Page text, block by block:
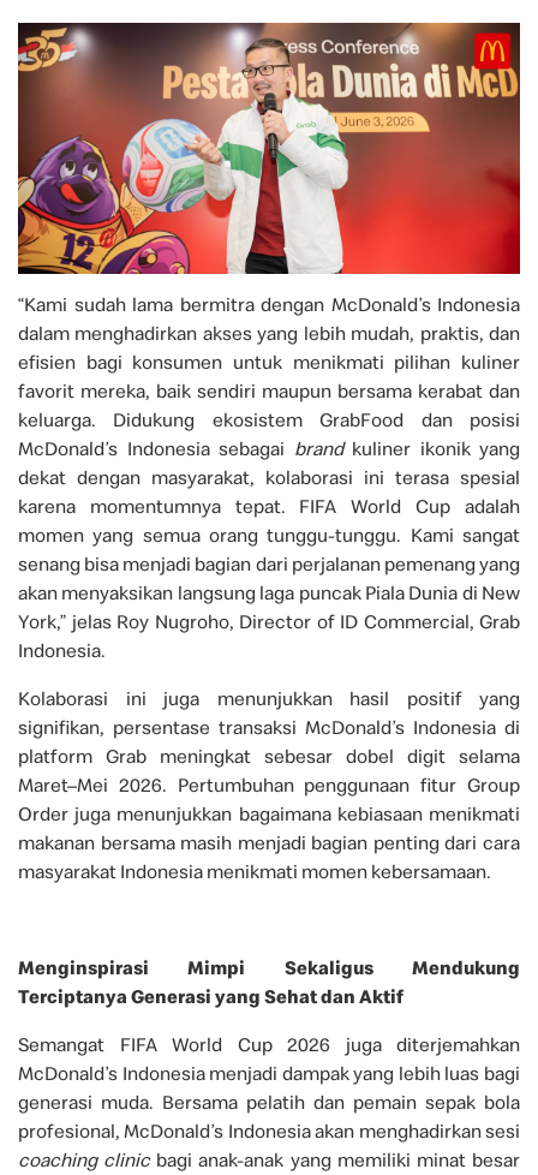
“Kami sudah lama bermitra dengan McDonald’s Indonesia
dalam menghadirkan akses yang lebih mudah, praktis, dan
efisien bagi konsumen untuk menikmati pilihan kuliner
favorit mereka, baik sendiri maupun bersama kerabat dan
keluarga. Didukung ekosistem GrabFood dan posisi
McDonald’s Indonesia sebagai brandkuliner ikonik yang
dekat dengan masyarakat, kolaborasi ini terasa spesial
karena momentumnya tepat. FIFA World Cup adalah
momen yang semua orang tunggu-tunggu. Kami sangat
senang bisa menjadi bagian dari perjalanan pemenang yang
akan menyaksikan langsung laga puncak Piala Dunia di New
York,” jelas Roy Nugroho, Director of ID Commercial, Grab
Indonesia.
Kolaborasi ini juga menunjukkan hasil positif yang
signifikan, persentase transaksi McDonald’s Indonesia di
platform Grab meningkat sebesar dobel digit selama
Maret–Mei 2026. Pertumbuhan penggunaan fitur Group
Order juga menunjukkan bagaimana kebiasaan menikmati
makanan bersama masih menjadi bagian penting dari cara
masyarakat Indonesia menikmati momen kebersamaan.
Menginspirasi Mimpi Sekaligus Mendukung
Terciptanya Generasi yang Sehat dan Aktif
Semangat FIFA World Cup 2026 juga diterjemahkan
McDonald’s Indonesia menjadi dampak yang lebih luas bagi
generasi muda. Bersama pelatih dan pemain sepak bola
profesional, McDonald’s Indonesia akan menghadirkan sesi
coaching clinicbagi anak-anak yang memiliki minat besar